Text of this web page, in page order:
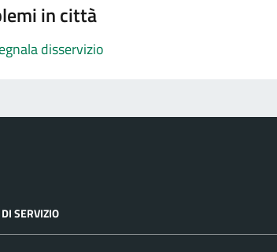
in città
disservizio
SERVIZIO